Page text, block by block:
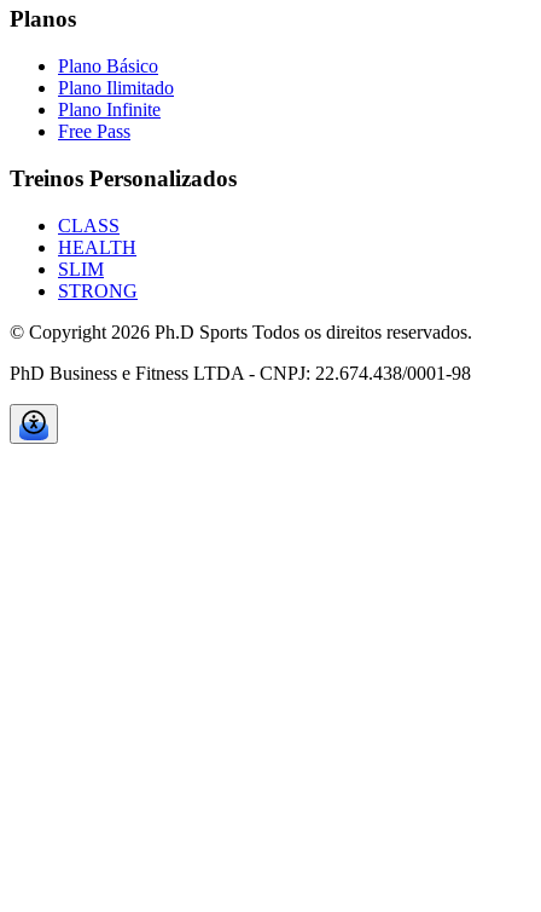
Planos
Plano Básico
Plano Ilimitado
Plano Infinite
Free Pass
Treinos Personalizados
CLASS
HEALTH
SLIM
STRONG
© Copyright 2026 Ph.D Sports Todos os direitos reservados.
PhD Business e Fitness LTDA - CNPJ: 22.674.438/0001-98